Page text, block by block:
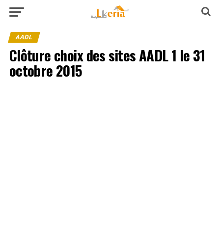
AADL
Clôture choix des sites AADL 1 le 31
octobre 2015